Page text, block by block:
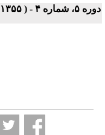
دوره ۵، شماره ۴ - ( ۱۳۵۵ )